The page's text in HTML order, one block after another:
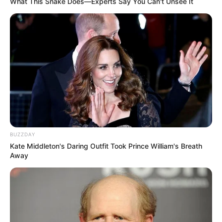
Técnicos do Saúde com Agente.
Brasil | CONACS|Associação
FNARAS|Solidariedade | Economia| Governo|Política | Fé
Ministério da Saúde|Agentes de
Saúde|Tecnologia |Saúde |Dinheiro
Veja outras formas de doações, aqui!
BUZZDAY
Kate Middleton's Daring Outfit Took Prince William's Breath
Away